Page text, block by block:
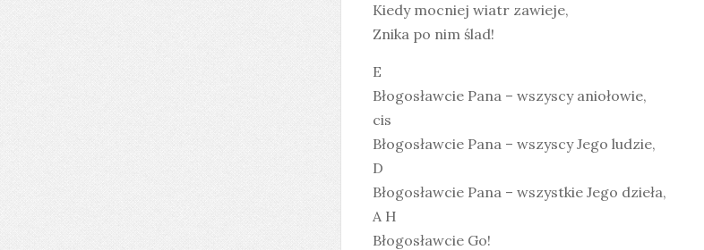
Kiedy mocniej wiatr zawieje,
Znika po nim ślad!
E
Błogosławcie Pana – wszyscy aniołowie,
cis
Błogosławcie Pana – wszyscy Jego ludzie,
D
Błogosławcie Pana – wszystkie Jego dzieła,
A H
Błogosławcie Go!